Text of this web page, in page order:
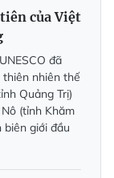
của Việt
đã
thiên nhiên thế
Quảng Trị)
(tỉnh Khăm
biên giới đầu